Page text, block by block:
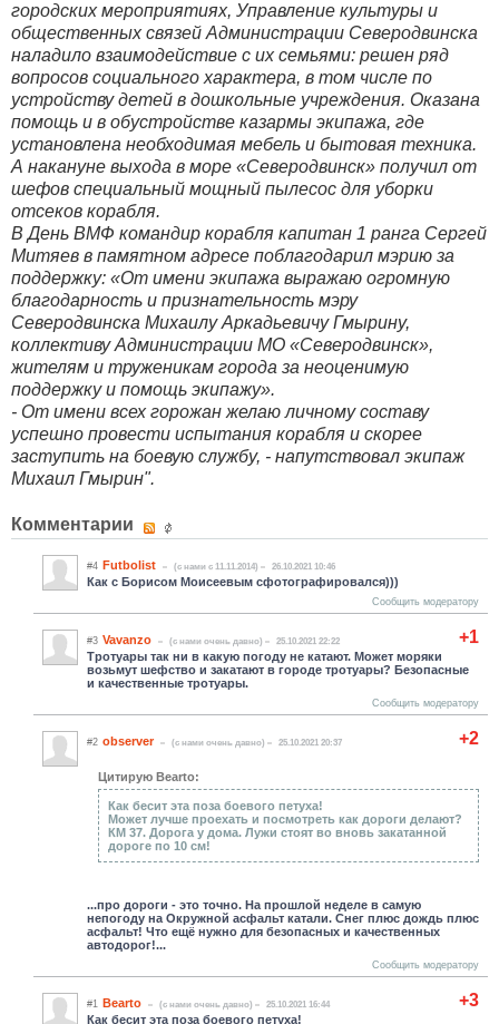
городских мероприятиях, Управление культуры и
общественных связей Администрации Северодвинска
наладило взаимодействие с их семьями: решен ряд
вопросов социального характера, в том числе по
устройству детей в дошкольные учреждения. Оказана
помощь и в обустройстве казармы экипажа, где
установлена необходимая мебель и бытовая техника.
А накануне выхода в море «Северодвинск» получил от
шефов специальный мощный пылесос для уборки
отсеков корабля.
В День ВМФ командир корабля капитан 1 ранга Сергей
Митяев в памятном адресе поблагодарил мэрию за
поддержку: «От имени экипажа выражаю огромную
благодарность и признательность мэру
Северодвинска Михаилу Аркадьевичу Гмырину,
коллективу Администрации МО «Северодвинск»,
жителям и труженикам города за неоценимую
поддержку и помощь экипажу».
- От имени всех горожан желаю личному составу
успешно провести испытания корабля и скорее
заступить на боевую службу, - напутствовал экипаж
Михаил Гмырин".
Комментарии
#4 Futbolist (c нами с 11.11.2014) 26.10.2021 10:46
Как с Борисом Моисеевым сфотографировался)))
Сообщить модератору
+1
#3 Vavanzo (c нами очень давно) 25.10.2021 22:22
Тротуары так ни в какую погоду не катают. Может моряки
возьмут шефство и закатают в городе тротуары? Безопасные
и качественные тротуары.
Сообщить модератору
+2
#2 observer (c нами очень давно) 25.10.2021 20:37
Цитирую Bearto:
Как бесит эта поза боевого петуха!
Может лучше проехать и посмотреть как дороги делают?
КМ 37. Дорога у дома. Лужи стоят во вновь закатанной
дороге по 10 см!
...про дороги - это точно. На прошлой неделе в самую
непогоду на Окружной асфальт катали. Снег плюс дождь плюс
асфальт! Что ещё нужно для безопасных и качественных
автодорог!...
Сообщить модератору
+3
#1 Bearto (c нами очень давно) 25.10.2021 16:44
Как бесит эта поза боевого петуха!